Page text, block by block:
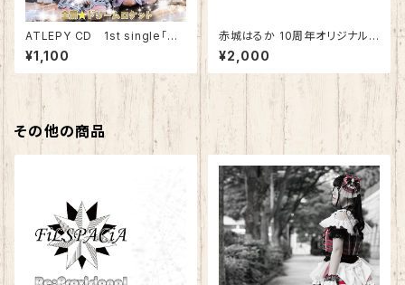
ATLEPY CD 1st single「全
開☆ドリームロケット」
¥1,100
赤城はるか 10周年オリジナルマ
フラータオル
¥2,000
その他の商品